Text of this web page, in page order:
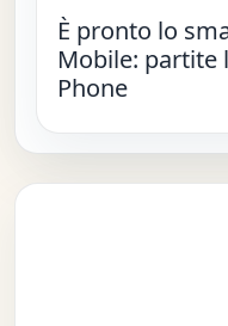
È pronto lo
Mobile: partite
Phone